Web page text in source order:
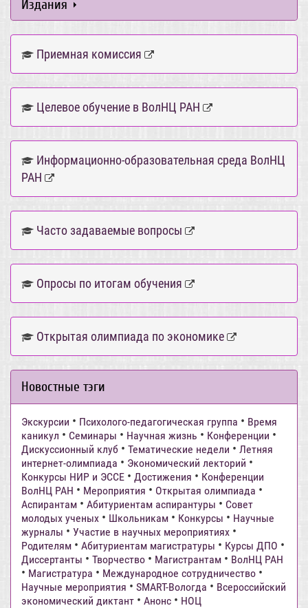
Издания
Приемная комиссия
Целевое обучение в ВолНЦ РАН
Информационно-образовательная среда ВолНЦ
РАН
Часто задаваемые вопросы
Опросы по итогам обучения
Открытая олимпиада по экономике
Новостные тэги
Экскурсии • Психолого-педагогическая группа • Время
каникул • Семинары • Научная жизнь • Конференции •
Дискуссионный клуб • Тематические недели • Летняя
интернет-олимпиада • Экономический лекторий •
Конкурсы НИР и ЭССЕ • Достижения • Конференции
ВолНЦ РАН • Мероприятия • Открытая олимпиада •
Аспирантам • Абитуриентам аспирантуры • Совет
молодых ученых • Школьникам • Конкурсы • Научные
журналы • Участие в научных мероприятиях •
Родителям • Абитуриентам магистратуры • Курсы ДПО •
Диссертанты • Творчество • Магистрантам • ВолНЦ РАН
• Магистратура • Международное сотрудничество •
Научные мероприятия • SMART-Вологда • Всероссийский
экономический диктант • Анонс • НОЦ